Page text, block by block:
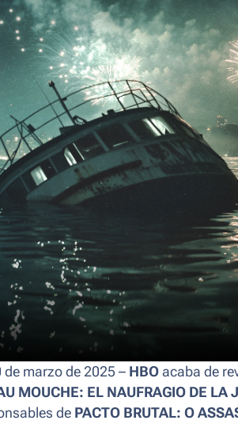
de marzo de 2025 – HBO acaba de
MOUCHE: EL NAUFRAGIO DE LA
de PACTO BRUTAL: O